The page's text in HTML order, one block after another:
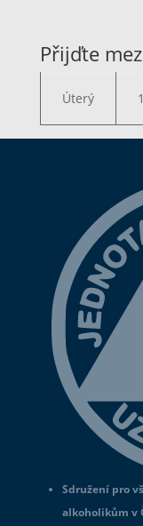
Přijďte
Úterý
Sdružení pro
alkoholikům v